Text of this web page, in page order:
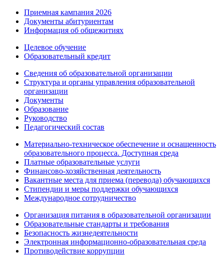
Приемная кампания 2026
Дoкументы абитуриентам
Информация об общежитиях
Целевое обучение
Образовательный кредит
Сведения об образовательной организации
Структура и органы управления образовательной
организации
Документы
Образование
Руководство
Педагогический состав
Материально-техническое обеспечение и оснащенность
образовательного процесса. Доступная среда
Платные образовательные услуги
Финансово-хозяйственная деятельность
Вакантные места для приема (перевода) обучающихся
Стипендии и меры поддержки обучающихся
Международное сотрудничество
Организация питания в образовательной организации
Образовательные стандарты и требования
Безопасность жизнедеятельности
Электронная информационно-образовательная среда
Противодействие коррупции